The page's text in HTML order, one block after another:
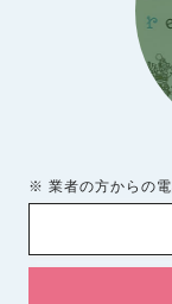
※ 業者の方からの